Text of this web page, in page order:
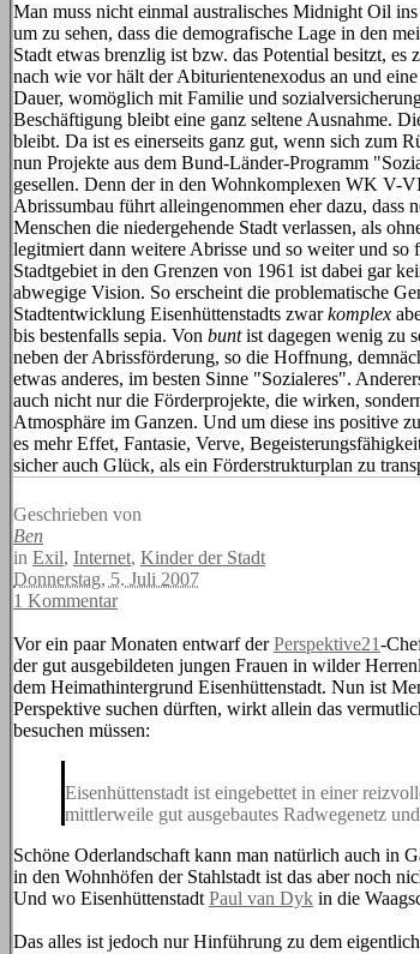
Man muss nicht einmal australisches Midnight Oil ins
um zu sehen, dass die demografische Lage in den
Stadt etwas brenzlig ist bzw. das Potential besitzt, es
nach wie vor hält der Abiturientenexodus an und
Dauer, womöglich mit Familie und
Beschäftigung bleibt eine ganz seltene Ausnahme.
bleibt. Da ist es einerseits ganz gut, wenn sich zum
nun Projekte aus dem Bund-Länder-Programm
gesellen. Denn der in den Wohnkomplexen WK V-
Abrissumbau führt alleingenommen eher dazu, dass
Menschen die niedergehende Stadt verlassen, als
legitmiert dann weitere Abrisse und so weiter und so
Stadtgebiet in den Grenzen von 1961 ist dabei gar
abwegige Vision. So erscheint die problematische
Stadtentwicklung Eisenhüttenstadts zwarkomplex
bis bestenfalls sepia. Von buntist dagegen wenig zu
neben der Abrissförderung, so die Hoffnung,
etwas anderes, im besten Sinne "Sozialeres".
auch nicht nur die Förderprojekte, die wirken,
Atmosphäre im Ganzen. Und um diese ins positive
es mehr Effet, Fantasie, Verve,
sicher auch Glück, als ein Förderstrukturplan zu
Geschrieben von
Ben
in Exil, Internet, Kinder der Stadt
Donnerstag, 5. Juli 2007
1 Kommentar
Vor ein paar Monaten entwarf derPerspektive21-
der gut ausgebildeten jungen Frauen in wilder
dem Heimathintergrund Eisenhüttenstadt. Nun ist
Perspektive suchen dürften, wirkt allein das
besuchen müssen:
Eisenhüttenstadt ist eingebettet in einer
mittlerweile gut ausgebautes Radwegenetz
Schöne Oderlandschaft kann man natürlich auch in
in den Wohnhöfen der Stahlstadt ist das aber noch
Und wo Eisenhüttenstadt Paul van Dyk in die
Das alles ist jedoch nur Hinführung zu dem